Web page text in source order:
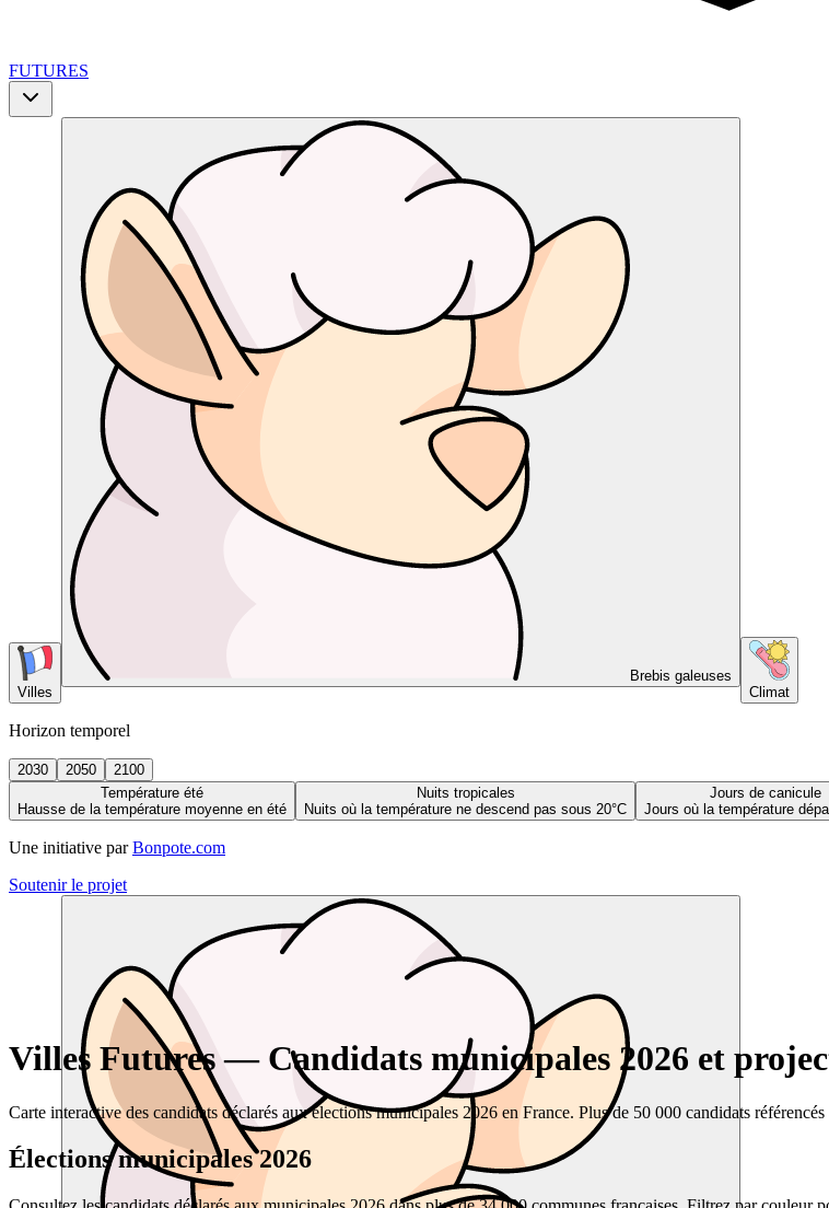
FUTURES
Villes
Brebis galeuses
Climat
Horizon temporel
2030 2050
2100
Température été
Hausse de la température moyenne en été
Nuits tropicales
Nuits où la température ne descend pas sous 20°C
Jours de canicule
Jours où la température
Une initiative par Bonpote.com
Soutenir le projet
Villes Futures — Candidats municipales 2026 et
Carte interactive des candidats déclarés aux élections municipales 2026 en France. Plus de 50 000 candidats
Élections municipales 2026